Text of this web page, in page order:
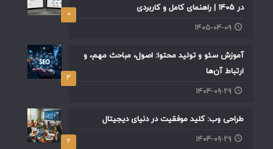
۰
در ۱۴۰۵ | راهنمای کامل و کاربردی
۱۴۰۵-۰۴-۰۹
۳
آموزش سئو و تولید محتوا: اصول، مباحث مهم، و
ارتباط آن‌ها
۱۴۰۴-۰۹-۲۹
۲
طراحی وب: کلید موفقیت در دنیای دیجیتال
۱۴۰۴-۰۹-۲۹